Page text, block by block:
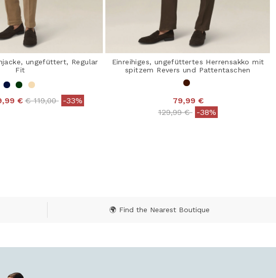
ungefüttert, Regular
Fit
€ Price reduced from
€ 119,00to-33%
Einreihiges, ungefüttertes Herrensakko mit
spitzem Revers und Pattentaschen
79,99 €
Price reduced from
129,99 €to-38%
🌍 Find the Nearest Boutique